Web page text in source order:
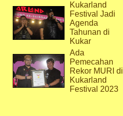
Kukarland
Festival Jadi
Agenda
Tahunan di
Kukar
Ada
Pemecahan
Rekor MURI di
Kukarland
Festival 2023